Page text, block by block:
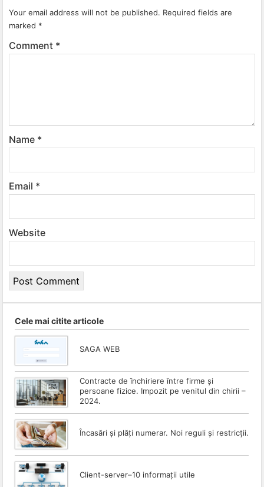
Your email address will not be published. Required fields are
marked *
Comment *
Name *
Email *
Website
Cele mai citite articole
SAGA WEB
Contracte de închiriere între firme și
persoane fizice. Impozit pe venitul din chirii –
2024.
Încasări și plăți numerar. Noi reguli și restricții.
Client-server–10 informații utile